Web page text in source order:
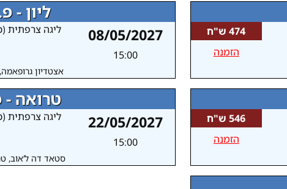
474 ש"ח
הזמנה
ליון -
08/05/2027
15:00
ליגה צרפתית
אצטדיון
546 ש"ח
הזמנה
טרואה -
22/05/2027
15:00
ליגה צרפתית
סטאד דה ל’אוב,